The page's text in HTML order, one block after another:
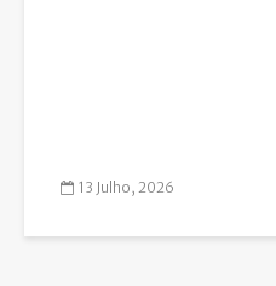
13 Julho, 2026